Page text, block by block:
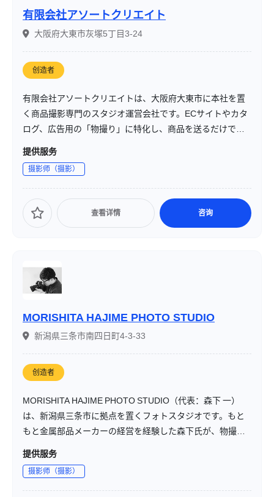
有限会社アソートクリエイト
大阪府大東市灰塚5丁目3-24
创造者
有限会社アソートクリエイトは、大阪府大東市に本社を置
く商品撮影専門のスタジオ運営会社です。ECサイトやカタ
ログ、広告用の「物撮り」に特化し、商品を送るだけで撮
影・画像編集・データ納品までを一貫して社内で完結させ
提供服务
摄影师（摄影）
查看详情 咨询
MORISHITA HAJIME PHOTO STUDIO
新潟県三条市南四日町4-3-33
创造者
MORISHITA HAJIME PHOTO STUDIO（代表：森下 一）
は、新潟県三条市に拠点を置くフォトスタジオです。もと
もと金属部品メーカーの経営を経験した森下氏が、物撮り
（製品撮影）を中心に「製品に込められた思いを写真で表
活動しています。
製品撮影だけでなく、人物撮影や出張撮影にも対応し、被
提供服务
摄影师（摄影）